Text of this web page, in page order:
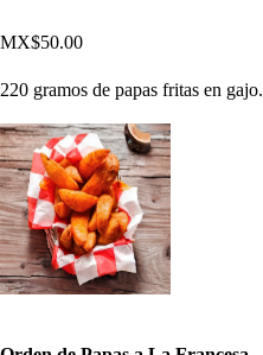
MX$50.00
220 gramos de papas fritas en gajo.